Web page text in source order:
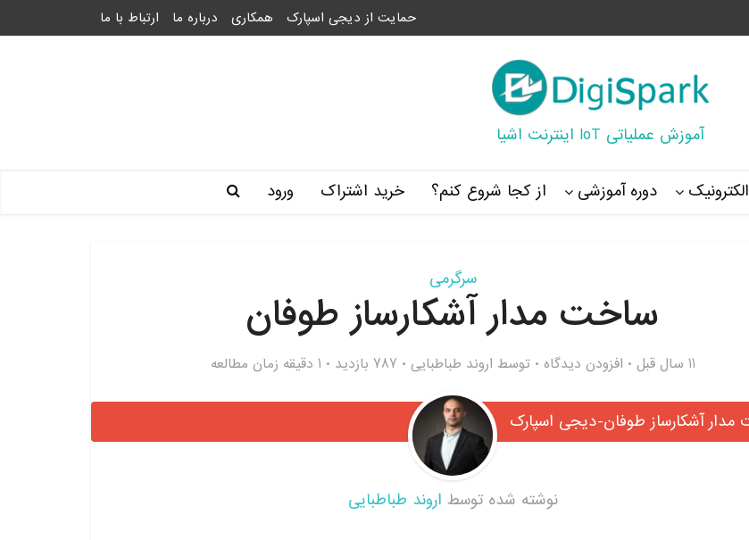
حمایت از دیجی اسپارک همکاری درباره ما ارتباط با ما
آموزش عملیاتی IoT اینترنت اشیا
الکترونیک دوره آموزشی از کجا شروع کنم؟ خرید اشتراک ورود
سرگرمی
ساخت مدار آشکارساز طوفان
11 سال قبل افزودن دیدگاه توسط اروند طباطبایی 787 بازدید 1 دقیقه زمان مطالعه
نوشته شده توسط اروند طباطبایی